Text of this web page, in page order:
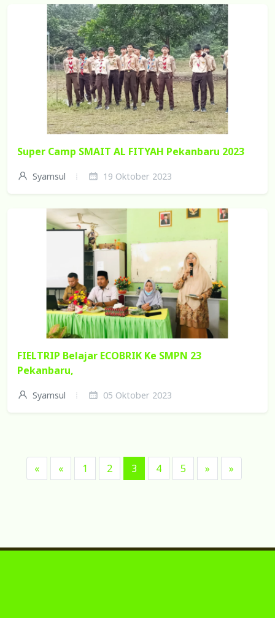
Super Camp SMAIT AL FITYAH Pekanbaru 2023
Syamsul 19 Oktober 2023
FIELTRIP Belajar ECOBRIK Ke SMPN 23
Pekanbaru,
Syamsul 05 Oktober 2023
« « 1 2 3 4 5 » »